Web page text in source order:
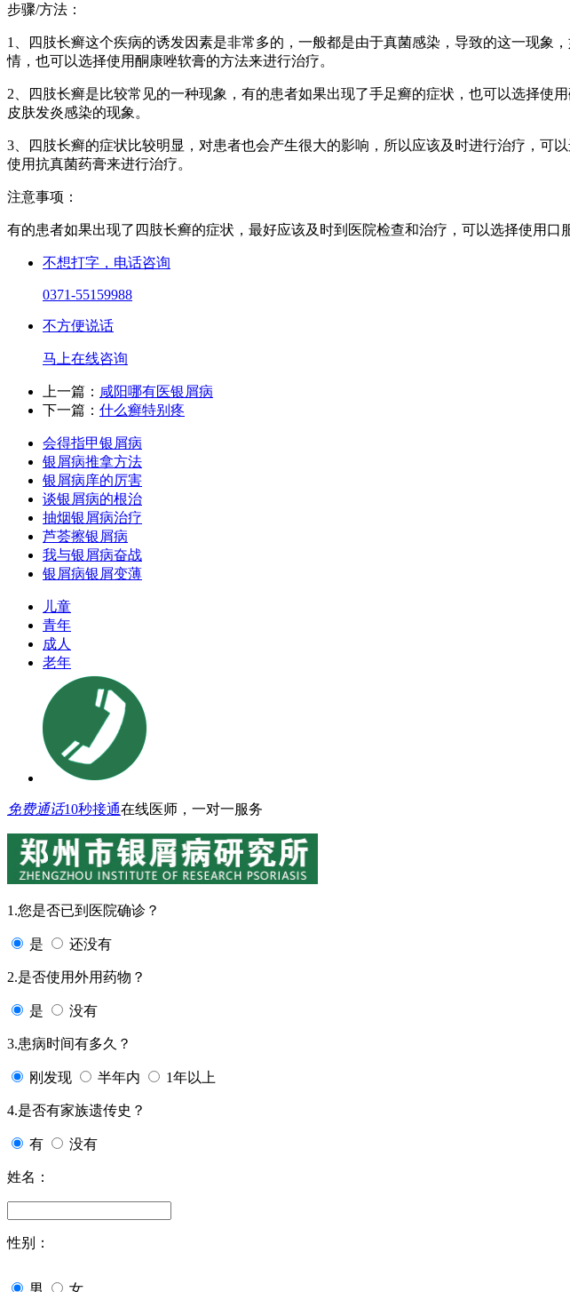
步骤/方法：
1、四肢长癣这个疾病的诱发因素是非常多的，一般都是由于真菌感染，导致的这一现
情，也可以选择使用酮康唑软膏的方法来进行治疗。
2、四肢长癣是比较常见的一种现象，有的患者如果出现了手足癣的症状，也可以选择
皮肤发炎感染的现象。
3、四肢长癣的症状比较明显，对患者也会产生很大的影响，所以应该及时进行治疗，可
使用抗真菌药膏来进行治疗。
注意事项：
有的患者如果出现了四肢长癣的症状，最好应该及时到医院检查和治疗，可以选择使用
不想打字，电话咨询
0371-55159988
不方便说话
马上在线咨询
上一篇： 咸阳哪有医银屑病
下一篇： 什么癣特别疼
会得指甲银屑病
银屑病推拿方法
银屑病庠的厉害
谈银屑病的根治
抽烟银屑病治疗
芦荟擦银屑病
我与银屑病奋战
银屑病银屑变薄
儿童
青年
成人
老年
免费通话10秒接通在线医师，一对一服务
1.您是否已到医院确诊？
是 还没有
2.是否使用外用药物？
是 没有
3.患病时间有多久？
刚发现 半年内 1年以上
4.是否有家族遗传史？
有 没有
姓名：
性别：
男 女